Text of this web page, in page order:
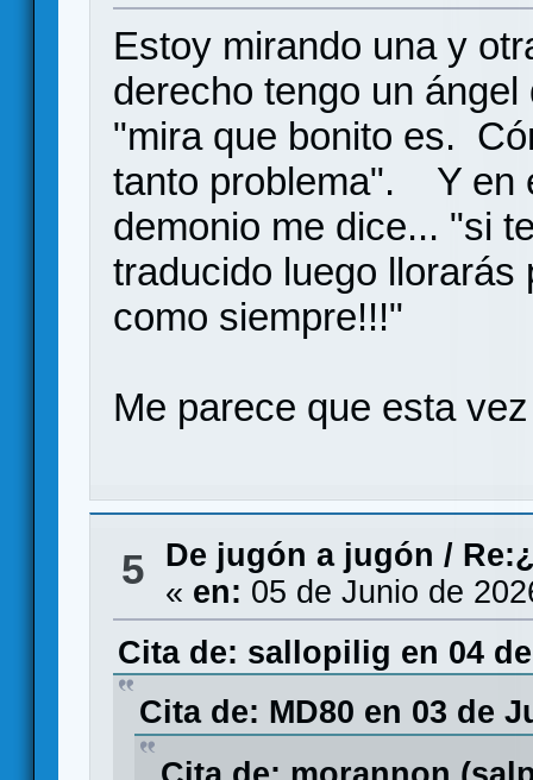
Estoy mirando una y
derecho tengo un ángel
"mira que bonito es.
tanto problema". Y en
demonio me dice... "si
traducido luego
como siempre!!!"
Me parece que esta
5 De jugón a jugón /
« en: 05 de Junio de
Cita de: sallopilig en 04
Cita de: MD80 en 03 de